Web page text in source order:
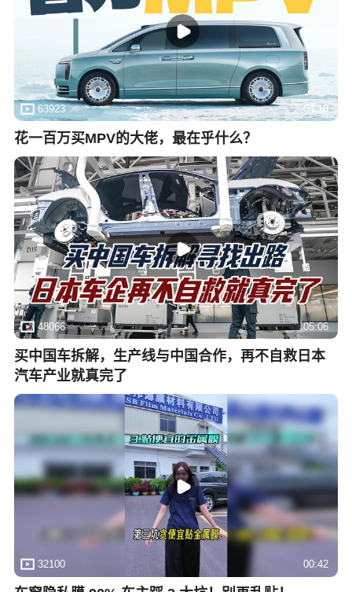
63923 04:18
花一百万买MPV的大佬，最在乎什么？
48066 05:06
买中国车拆解，生产线与中国合作，再不自救日本
汽车产业就真完了
32100 00:42